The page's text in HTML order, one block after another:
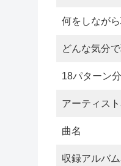
何をしなが
どんな気分
18パターン
アーティス
曲名
収録アルバ